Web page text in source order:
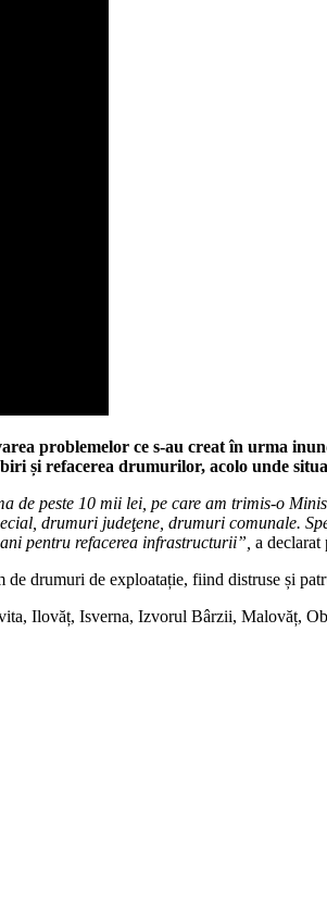
problemelor ce s-au creat în urma
și refacerea drumurilor, acolo unde
de peste 10 mii lei, pe care am trimis-o
drumuri judeţene, drumuri comunale.
pentru refacerea infrastructurii”, a
drumuri de exploatație, fiind distruse și
Ilovăț, Isverna, Izvorul Bârzii, Malovăț,